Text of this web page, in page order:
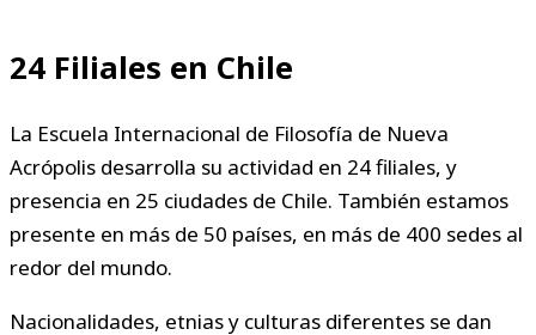
24 Filiales en Chile
La Escuela Internacional de Filosofía de Nueva
Acrópolis desarrolla su actividad en 24 filiales, y
presencia en 25 ciudades de Chile. También estamos
presente en más de 50 países, en más de 400 sedes al
redor del mundo.
Nacionalidades, etnias y culturas diferentes se dan